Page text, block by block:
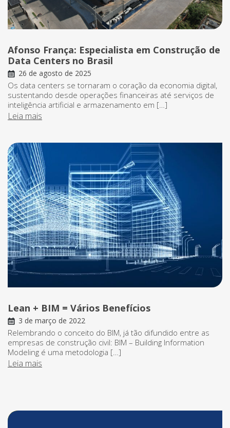
Afonso França: Especialista em Construção de
Data Centers no Brasil
26 de agosto de 2025
Os data centers se tornaram o coração da economia digital,
sustentando desde operações financeiras até serviços de
inteligência artificial e armazenamento em […]
Leia mais
Lean + BIM = Vários Benefícios
3 de março de 2022
Relembrando o conceito do BIM, já tão difundido entre as
empresas de construção civil: BIM – Building Information
Modeling é uma metodologia […]
Leia mais